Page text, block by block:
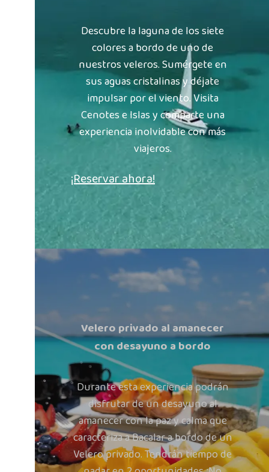
Descubre la laguna de los siete
colores a bordo de uno de
nuestros veleros. Sumérgete en
sus aguas cristalinas y déjate
impulsar por el viento. Visita
Cenotes e Islas y comparte una
experiencia inolvidable con más
viajeros.
¡Reservar ahora!
Velero privado al amanecer
con desayuno a bordo
Durante esta experiencia podrán
disfrutar de un desayuno al
amanecer con la paz y calma que
caracteriza a Bacalar a bordo de un
Velero privado. Tendrán tiempo de